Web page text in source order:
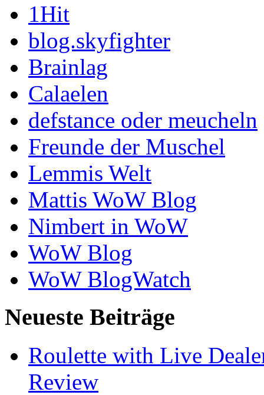
1Hit
blog.skyfighter
Brainlag
Calaelen
defstance oder meucheln
Freunde der Muschel
Lemmis Welt
Mattis WoW Blog
Nimbert in WoW
WoW Blog
WoW BlogWatch
Neueste Beiträge
Roulette with Live
Review